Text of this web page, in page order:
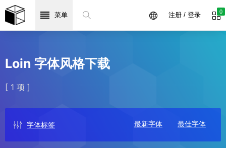
菜单 0
注册 / 登录
Loin 字体风格下载
[ 1 项 ]
字体标签 最新字体 最佳字体